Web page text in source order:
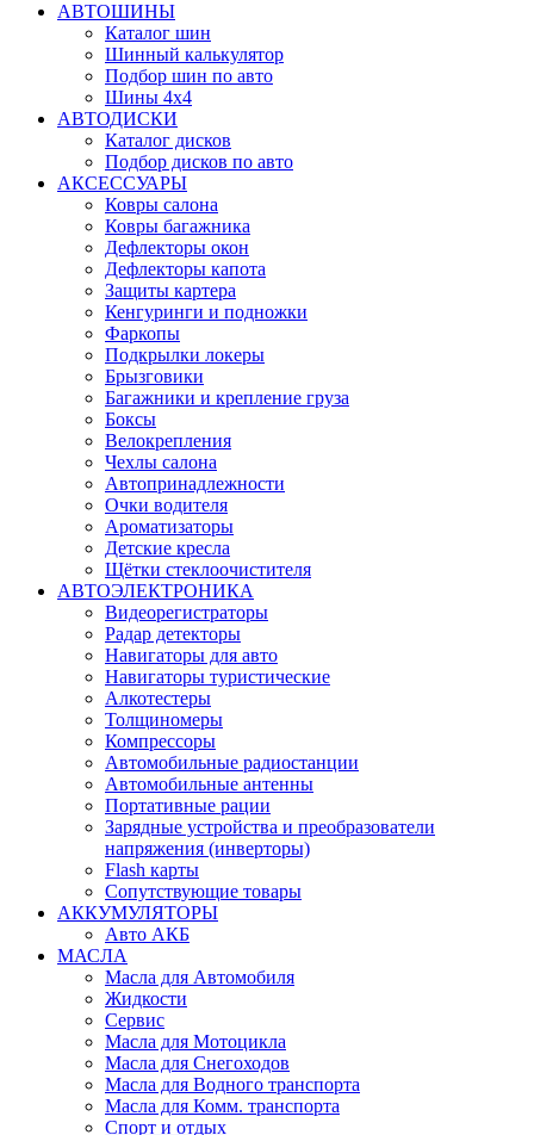
АВТОШИНЫ
Каталог шин
Шинный калькулятор
Подбор шин по авто
Шины 4x4
АВТОДИСКИ
Каталог дисков
Подбор дисков по авто
АКСЕССУАРЫ
Ковры салона
Ковры багажника
Дефлекторы окон
Дефлекторы капота
Защиты картера
Кенгуринги и подножки
Фаркопы
Подкрылки локеры
Брызговики
Багажники и крепление груза
Боксы
Велокрепления
Чехлы салона
Автопринадлежности
Очки водителя
Ароматизаторы
Детские кресла
Щётки стеклоочистителя
АВТОЭЛЕКТРОНИКА
Видеорегистраторы
Радар детекторы
Навигаторы для авто
Навигаторы туристические
Алкотестеры
Толщиномеры
Компрессоры
Автомобильные радиостанции
Автомобильные антенны
Портативные рации
Зарядные устройства и преобразователи
напряжения (инверторы)
Flash карты
Сопутствующие товары
АККУМУЛЯТОРЫ
Авто АКБ
МАСЛА
Масла для Автомобиля
Жидкости
Сервис
Масла для Мотоцикла
Масла для Снегоходов
Масла для Водного транспорта
Масла для Комм. транспорта
Спорт и отдых